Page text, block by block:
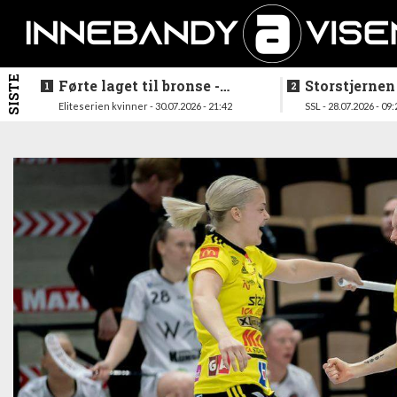
SISTE
Førte laget til bronse -
trenerduoen ferdige i
Eliteserien kvinner - 30.07.2026 - 21:42
ferdig -
SSL - 28.07.2026 -